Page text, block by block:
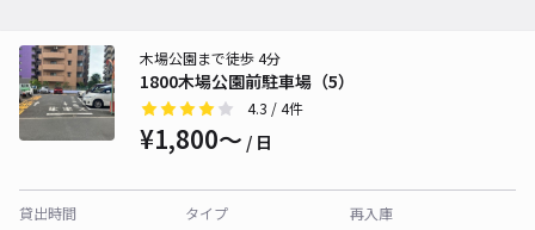
1800木場公園前駐車場（5）
木場公園まで徒歩 4分
4.3 / 4件
¥1,800〜 / 日
貸出時間
タイプ
再入庫